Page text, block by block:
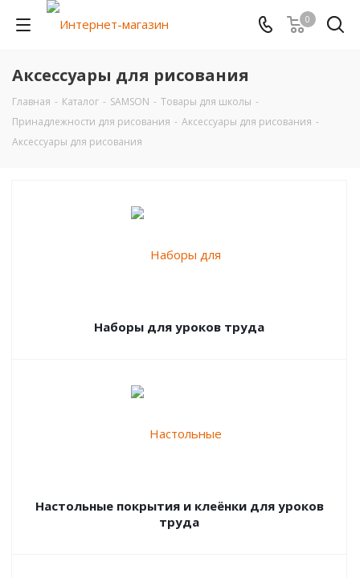
0
Аксессуары для рисования
Главная - Каталог - SAMSON - Товары для школы -
Принадлежности для рисования - Аксессуары для рисования -
Аксессуары для рисования
Наборы для уроков труда
Настольные покрытия и клеёнки для уроков
труда